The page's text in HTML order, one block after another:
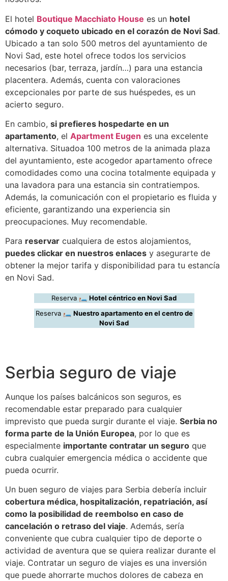
El hotel Boutique Macchiato House es un hotel
cómodo y coqueto ubicado en el corazón de Novi Sad.
Ubicado a tan solo 500 metros del ayuntamiento de
Novi Sad, este hotel ofrece todos los servicios
necesarios (bar, terraza, jardín…) para una estancia
placentera. Además, cuenta con valoraciones
excepcionales por parte de sus huéspedes, es un
acierto seguro.
En cambio, si prefieres hospedarte en un
apartamento, el Apartment Eugen es una excelente
alternativa. Situadoa 100 metros de la animada plaza
del ayuntamiento, este acogedor apartamento ofrece
comodidades como una cocina totalmente equipada y
una lavadora para una estancia sin contratiempos.
Además, la comunicación con el propietario es fluida y
eficiente, garantizando una experiencia sin
preocupaciones. Muy recomendable.
Para reservar cualquiera de estos alojamientos,
puedes clickar en nuestros enlaces y asegurarte de
obtener la mejor tarifa y disponibilidad para tu estancía
en Novi Sad.
Reserva 🛏️ Hotel céntrico en Novi Sad
Reserva 🛏️ Nuestro apartamento en el centro de
Novi Sad
Serbia seguro de viaje
Aunque los países balcánicos son seguros, es
recomendable estar preparado para cualquier
imprevisto que pueda surgir durante el viaje. Serbia no
forma parte de la Unión Europea, por lo que es
especialmente importante contratar un seguro que
cubra cualquier emergencia médica o accidente que
pueda ocurrir.
Un buen seguro de viajes para Serbia debería incluir
cobertura médica, hospitalización, repatriación, así
como la posibilidad de reembolso en caso de
cancelación o retraso del viaje. Además, sería
conveniente que cubra cualquier tipo de deporte o
actividad de aventura que se quiera realizar durante el
viaje. Contratar un seguro de viajes es una inversión
que puede ahorrarte muchos dolores de cabeza en